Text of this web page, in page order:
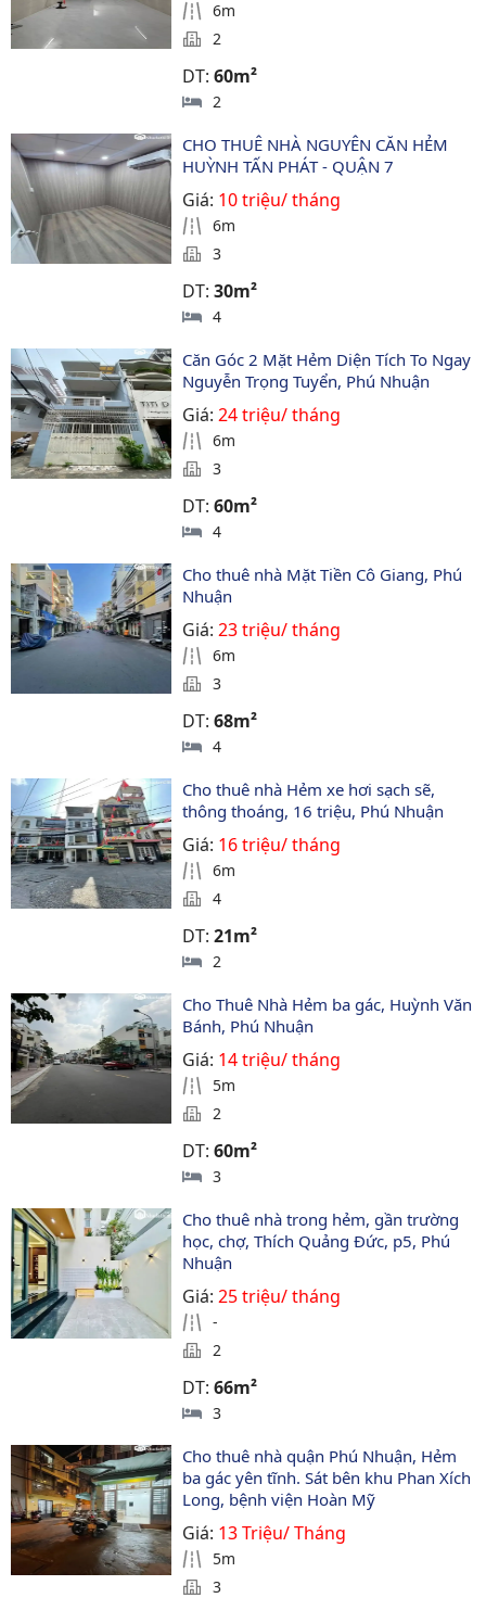
6m
2
DT:60m²
2
CHO THUÊ NHÀ NGUYÊN CĂN HẺM
HUỲNH TẤN PHÁT - QUẬN 7
Giá: 10 triệu/ tháng
6m
3
DT:30m²
4
Căn Góc 2 Mặt Hẻm Diện Tích To Ngay
Nguyễn Trọng Tuyển, Phú Nhuận
Giá:24 triệu/ tháng
6m
3
DT:60m²
4
Cho thuê nhà Mặt Tiền Cô Giang, Phú
Nhuận
Giá:23 triệu/ tháng
6m
3
DT:68m²
4
Cho thuê nhà Hẻm xe hơi sạch sẽ,
thông thoáng, 16 triệu, Phú Nhuận
Giá: 16 triệu/ tháng
6m
4
DT:21m²
2
Cho Thuê Nhà Hẻm ba gác, Huỳnh Văn
Bánh, Phú Nhuận
Giá: 14 triệu/ tháng
5m
2
DT:60m²
3
Cho thuê nhà trong hẻm, gần trường
học, chợ, Thích Quảng Đức, p5, Phú
Nhuận
Giá:25 triệu/ tháng
-
2
DT:66m²
3
Cho thuê nhà quận Phú Nhuận, Hẻm
ba gác yên tĩnh. Sát bên khu Phan Xích
Long, bệnh viện Hoàn Mỹ
Giá: 13 Triệu/ Tháng
5m
3